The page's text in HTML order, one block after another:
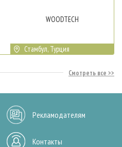
WOODTECH
Стамбул, Турция
Смотреть все
Рекламодателям
Контакты